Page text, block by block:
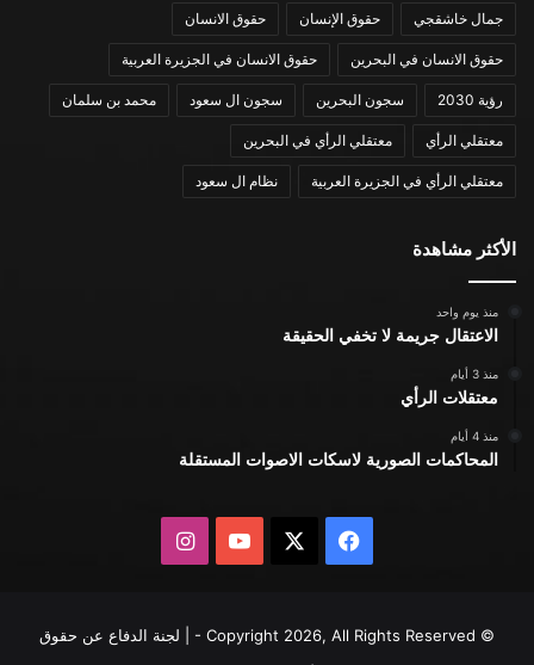
جمال خاشقجي حقوق الإنسان حقوق الانسان
حقوق الانسان في البحرين حقوق الانسان في الجزيرة العربية
رؤية 2030 سجون البحرين سجون ال سعود محمد بن سلمان
معتقلي الرأي معتقلي الرأي في البحرين
معتقلي الرأي في الجزيرة العربية نظام ال سعود
الأكثر مشاهدة
منذ يوم واحد
الاعتقال جريمة لا تخفي الحقيقة
منذ 3 أيام
معتقلات الرأي
منذ 4 أيام
المحاكمات الصورية لاسكات الاصوات المستقلة
فيسبوك يوتيوبانستقرام
© Copyright 2026, All Rights Reserved - | لجنة الدفاع عن حقوق